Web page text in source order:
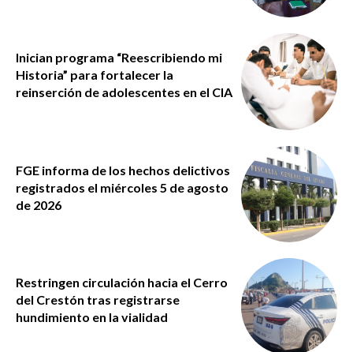
Inician programa “Reescribiendo mi
Historia” para fortalecer la
reinserción de adolescentes en el CIA
FGE informa de los hechos delictivos
registrados el miércoles 5 de agosto
de 2026
Restringen circulación hacia el Cerro
del Crestón tras registrarse
hundimiento en la vialidad